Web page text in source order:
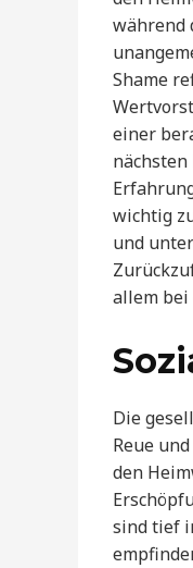
während
Shame
einer
wichtig
und
allem bei
Die
Reue und
den
sind tief